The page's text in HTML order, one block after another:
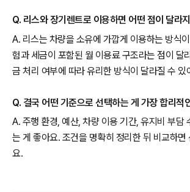
Q. 리스와 장기렌트로 이용하면 어떤 점이 달라
A. 리스는 차량을 소유에 가깝게 이용하는 방식
험과 세금이 포함된 월 이용료 구조라는 점이 달
금 처리 여부에 따라 유리한 방식이 달라질 수 있
Q. 결국 어떤 기준으로 선택하는 게 가장 합리적
A. 주행 환경, 예산, 차량 이용 기간, 유지비 부담
는 게 좋아요. 조건을 명확히 정리한 뒤 비교하면
요.